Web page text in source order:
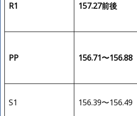
R1 157.27前後
PP 156.71〜156.88
S1 156.39〜156.49